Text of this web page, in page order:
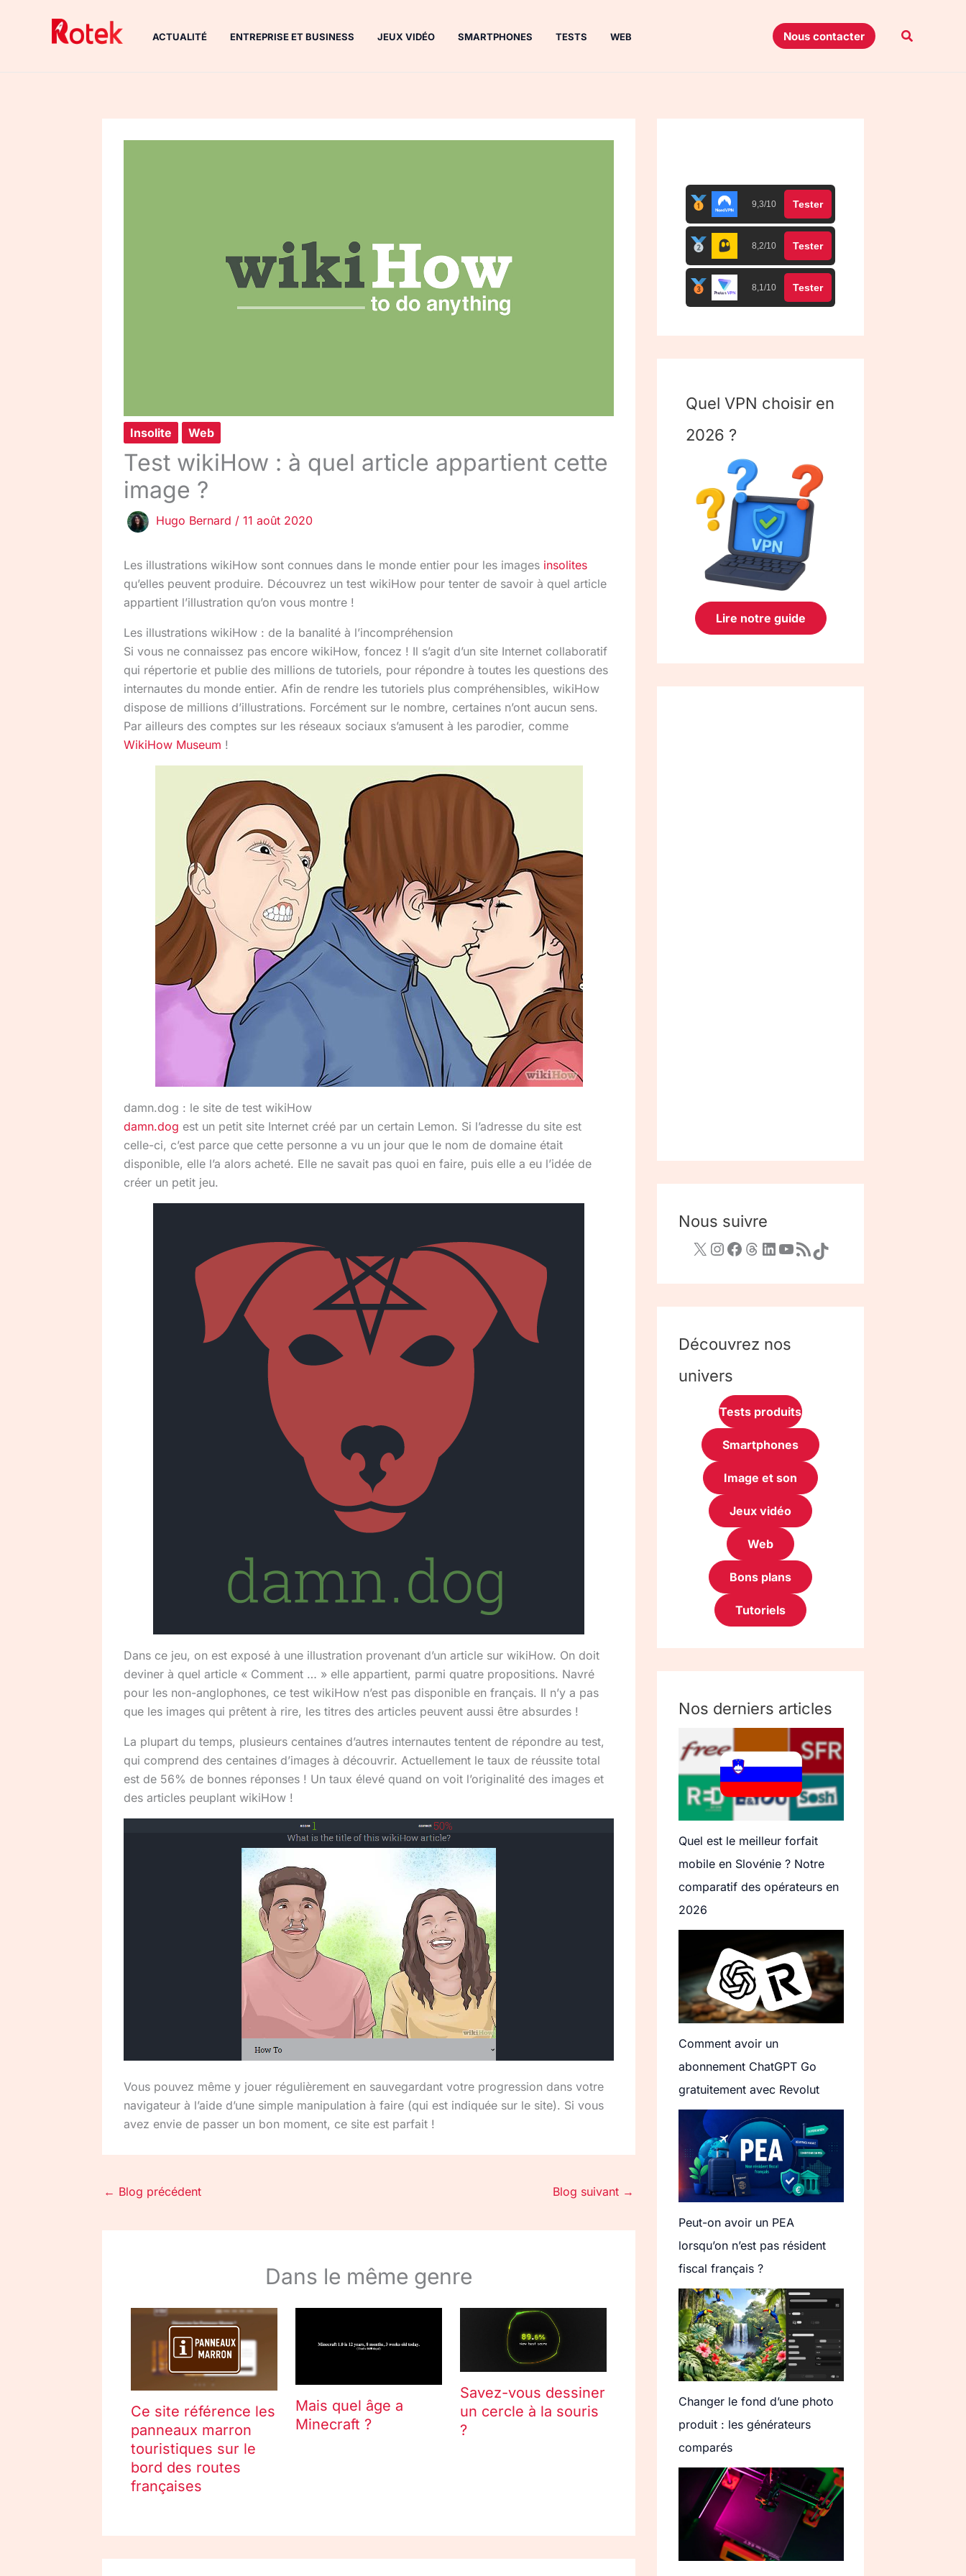
ACTUALITÉ ENTREPRISE ET BUSINESS JEUX VIDÉO SMARTPHONES TESTS WEB Nous contacter
Insolite Web
Test wikiHow : à quel article appartient cette
image ?
Hugo Bernard / 11 août 2020
Les illustrations wikiHow sont connues dans le monde entier pour les images insolites
qu’elles peuvent produire. Découvrez un test wikiHow pour tenter de savoir à quel article
appartient l’illustration qu’on vous montre !
Les illustrations wikiHow : de la banalité à l’incompréhension
Si vous ne connaissez pas encore wikiHow, foncez ! Il s’agit d’un site Internet collaboratif
qui répertorie et publie des millions de tutoriels, pour répondre à toutes les questions des
internautes du monde entier. Afin de rendre les tutoriels plus compréhensibles, wikiHow
dispose de millions d’illustrations. Forcément sur le nombre, certaines n’ont aucun sens.
Par ailleurs des comptes sur les réseaux sociaux s’amusent à les parodier, comme
WikiHow Museum !
damn.dog : le site de test wikiHow
damn.dog est un petit site Internet créé par un certain Lemon. Si l’adresse du site est
celle-ci, c’est parce que cette personne a vu un jour que le nom de domaine était
disponible, elle l’a alors acheté. Elle ne savait pas quoi en faire, puis elle a eu l’idée de
créer un petit jeu.
Dans ce jeu, on est exposé à une illustration provenant d’un article sur wikiHow. On doit
deviner à quel article « Comment … » elle appartient, parmi quatre propositions. Navré
pour les non-anglophones, ce test wikiHow n’est pas disponible en français. Il n’y a pas
que les images qui prêtent à rire, les titres des articles peuvent aussi être absurdes !
La plupart du temps, plusieurs centaines d’autres internautes tentent de répondre au test,
qui comprend des centaines d’images à découvrir. Actuellement le taux de réussite total
est de 56% de bonnes réponses ! Un taux élevé quand on voit l’originalité des images et
des articles peuplant wikiHow !
Vous pouvez même y jouer régulièrement en sauvegardant votre progression dans votre
navigateur à l’aide d’une simple manipulation à faire (qui est indiquée sur le site). Si vous
avez envie de passer un bon moment, ce site est parfait !
← Blog précédent Blog suivant →
Dans le même genre
Ce site référence les
panneaux marron
touristiques sur le
bord des routes
françaises
Mais quel âge a
Minecraft ?
Savez-vous dessiner
un cercle à la souris
?
9,3/10 Tester
8,2/10 Tester
8,1/10 Tester
Quel VPN choisir en
2026 ?
Lire notre guide
Nous suivre
Découvrez nos
univers
Tests produits
Smartphones
Image et son
Jeux vidéo
Web
Bons plans
Tutoriels
Nos derniers articles
Quel est le meilleur forfait
mobile en Slovénie ? Notre
comparatif des opérateurs en
2026
Comment avoir un
abonnement ChatGPT Go
gratuitement avec Revolut
Peut-on avoir un PEA
lorsqu’on n’est pas résident
fiscal français ?
Changer le fond d’une photo
produit : les générateurs
comparés